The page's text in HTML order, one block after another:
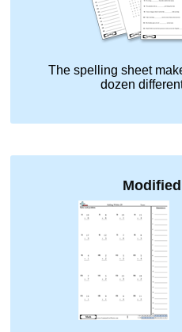
The spelling sheet
dozen